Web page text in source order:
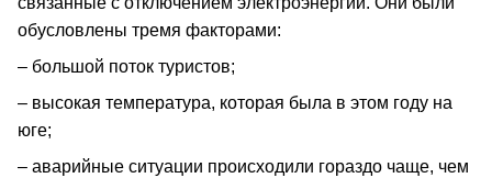
обусловлены тремя факторами:
– большой поток туристов;
– высокая температура, которая была в этом году на
юге;
– аварийные ситуации происходили гораздо чаще, чем